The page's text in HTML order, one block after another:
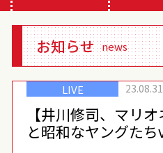
お知らせ news
LIVE 23.08.31
【井川修司、マリ
と昭和なヤングた